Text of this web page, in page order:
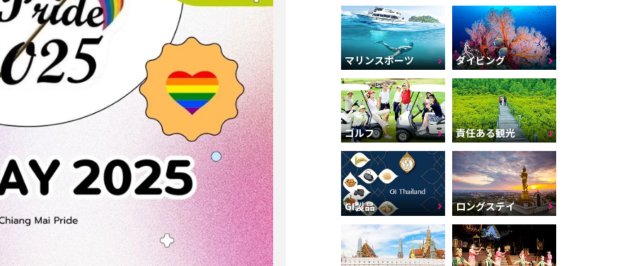
マリンスポーツ ダイビング
ゴルフ 責任ある観光
GI製品 ロングステイ